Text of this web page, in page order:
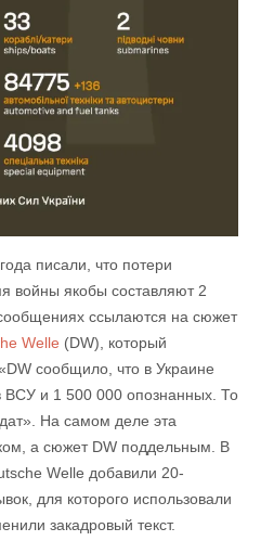
писали, что потери
войны якобы составляют 2
ссылаются на сюжет
Welle (DW), который
сообщило, что в Украине
ВСУ и 1 500 000 опознанных. То
На самом деле эта
а сюжет DW поддельным. В
Welle добавили 20-
для которого использовали
закадровый текст.